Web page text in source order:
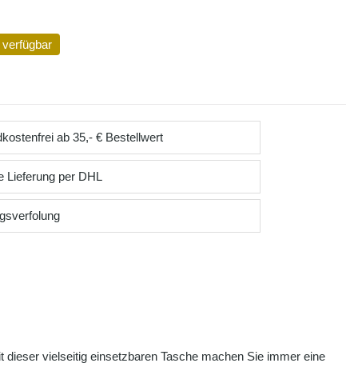
ab 35,- € Bestellwert
Lieferung per DHL
vielseitig einsetzbaren Tasche machen Sie immer eine